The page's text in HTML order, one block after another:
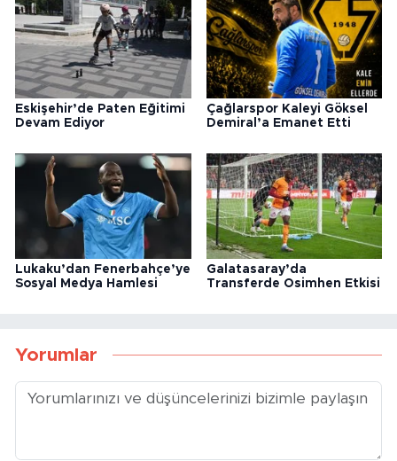
Eskişehir’de Paten Eğitimi
Devam Ediyor
Çağlarspor Kaleyi Göksel
Demiral’a Emanet Etti
Lukaku’dan Fenerbahçe’ye
Sosyal Medya Hamlesi
Galatasaray’da
Transferde Osimhen Etkisi
Yorumlar